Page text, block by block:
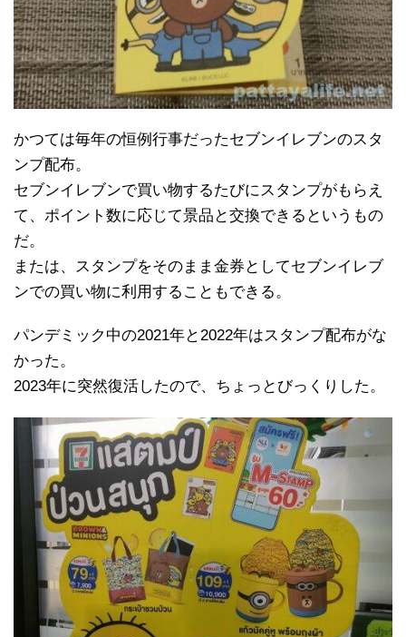
かつては毎年の恒例行事だったセブンイレブンのスタ
ンプ配布。
セブンイレブンで買い物するたびにスタンプがもらえ
て、ポイント数に応じて景品と交換できるというもの
だ。
または、スタンプをそのまま金券としてセブンイレブ
ンでの買い物に利用することもできる。
パンデミック中の2021年と2022年はスタンプ配布がな
かった。
2023年に突然復活したので、ちょっとびっくりした。